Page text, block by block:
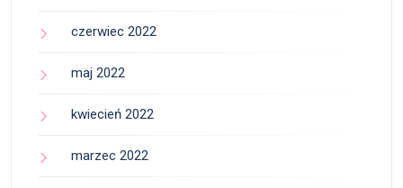
czerwiec 2022
maj 2022
kwiecień 2022
marzec 2022